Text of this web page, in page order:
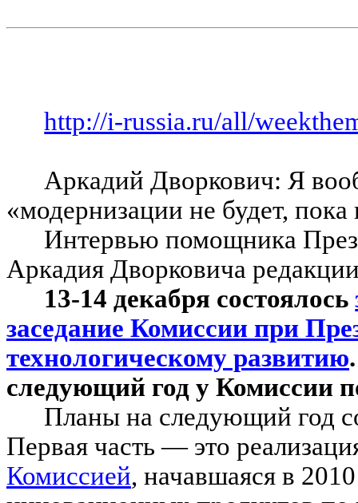
http://i-russia.ru/all/
Аркадий Дворкович: Я
«модернизации не будет, пока
Интервью помощника
Аркадия Дворковича
13-14 декабря состоялось
заседание Комиссии при
технологическому развитию
следующий год у Комиссии
Планы на следующий год
Первая часть — это
Комиссией, начавшаяся в